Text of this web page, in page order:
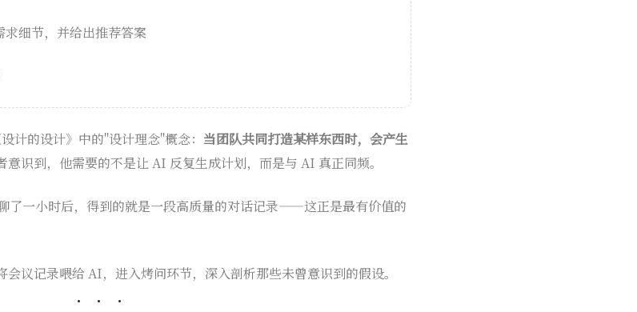
求细节，并给出推荐答案
的设计》中的"设计理念"概念： 当团队共同打造某样东西时，会产生
意识到，他需要的不是让 AI 反复生成计划，而是与 AI 真正同频。
了一小时后，得到的就是一段高质量的对话记录——这正是最有价值的
会议记录喂给 AI，进入烤问环节，深入剖析那些未曾意识到的假设。